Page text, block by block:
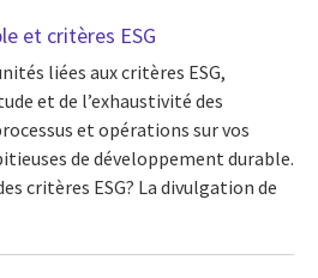
et critères ESG
liées aux critères ESG,
et de l’exhaustivité des
et opérations sur vos
de développement durable.
critères ESG? La divulgation de